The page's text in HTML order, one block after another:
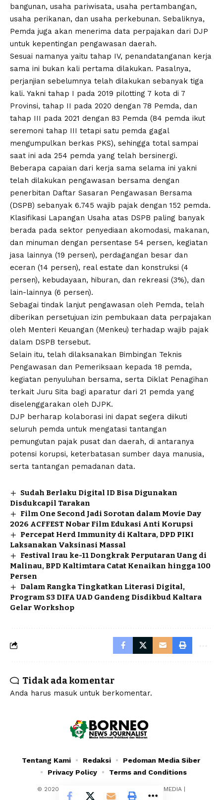
bangunan, usaha pariwisata, usaha pertambangan,
usaha perikanan, dan usaha perkebunan. Sebaliknya,
Pemda juga akan menerima data perpajakan dari DJP
untuk kepentingan pengawasan daerah.
Sesuai namanya yaitu tahap IV, penandatanganan kerja
sama ini bukan kali pertama dilakukan. Pasalnya,
perjanjian sebelumnya telah dilakukan sebanyak tiga
kali. Yakni tahap I pada 2019 pilotting 7 kota di 7
Provinsi, tahap II pada 2020 dengan 78 Pemda, dan
tahap III pada 2021 dengan 83 Pemda (84 pemda ikut
seremoni tahap III tetapi satu pemda gagal
mengumpulkan berkas PKS), sehingga total sampai
saat ini ada 254 pemda yang telah bersinergi.
Beberapa capaian dari kerja sama selama ini yakni
telah dilakukan pengawasan bersama dengan
penerbitan Daftar Sasaran Pengawasan Bersama
(DSPB) sebanyak 6.745 wajib pajak dengan 152 pemda.
Klasifikasi Lapangan Usaha atas DSPB paling banyak
berada pada sektor penyediaan akomodasi, makanan,
dan minuman dengan persentase 54 persen, kegiatan
jasa lainnya (19 persen), perdagangan besar dan
eceran (14 persen), real estate dan konstruksi (4
persen), kebudayaan, hiburan, dan rekreasi (3%), dan
lain-lainnya (6 persen).
Sebagai tindak lanjut pengawasan oleh Pemda, telah
diberikan persetujuan izin pembukaan data perpajakan
oleh Menteri Keuangan (Menkeu) terhadap wajib pajak
dalam DSPB tersebut.
Selain itu, telah dilaksanakan Bimbingan Teknis
Pengawasan dan Pemeriksaan kepada 18 pemda,
kegiatan penyuluhan bersama, serta Diklat Penagihan
terkait Juru Sita bagi aparatur dari 21 pemda yang
diselenggarakan oleh DJPK.
DJP berharap kolaborasi ini dapat segera diikuti
seluruh pemda untuk mengatasi tantangan
pemungutan pajak pusat dan daerah, di antaranya
potensi korupsi, keterbatasan sumber daya manusia,
serta tantangan pemadanan data.
Sudah Berlaku Digital ID Bisa Digunakan
Disdukcapil Tarakan
Film One Second Jadi Sorotan dalam Movie Day
2026 ACFFEST Nobar Film Edukasi Anti Korupsi
Percepat Herd Immunity di Kaltara, DPD PIKI
Laksanakan Vaksinasi Massal
Festival Irau ke-11 Dongkrak Perputaran Uang di
Malinau, BPD Kaltimtara Catat Kenaikan hingga 100
Persen
Dalam Rangka Tingkatkan Literasi Digital,
Program S3 DIFA UAD Gandeng Disdikbud Kaltara
Gelar Workshop
Tidak ada komentar
Anda harus masuk untuk berkomentar.
© 2020 - 2024 - PT. YAFRAN BORNEO MULTIMEDIA |
Tentang Kami Redaksi
Pedoman Media Siber
Privacy Policy
Terms and Conditions